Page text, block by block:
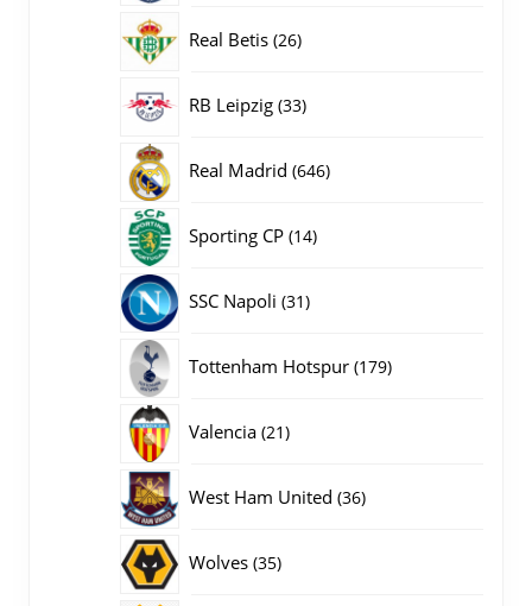
Real Betis 2626
RB Leipzig 3333
Real Madrid 646646
Sporting CP 1414
SSC Napoli 3131
Tottenham Hotspur 179179
Valencia 2121
West Ham United 3636
Wolves 3535